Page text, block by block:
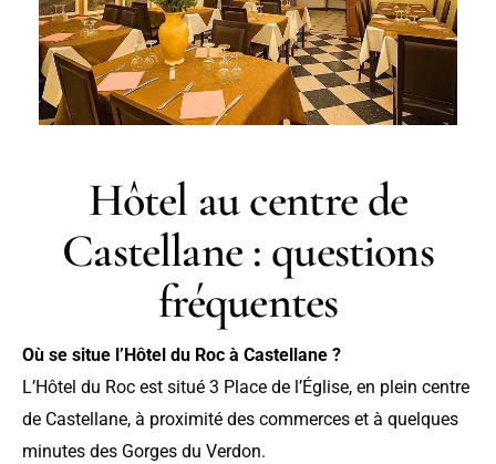
Hôtel au centre de
Castellane : questions
fréquentes
Où se situe l’Hôtel du Roc à Castellane ?
L’Hôtel du Roc est situé 3 Place de l’Église, en plein centre
de Castellane, à proximité des commerces et à quelques
minutes des Gorges du Verdon.